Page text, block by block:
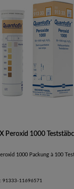
Peroxid 1000
1000 Packung à 100
91333-11696571